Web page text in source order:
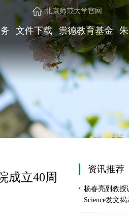
北京师范大学官网
文件下载 祟德教育基金
成立40周
资讯推荐
杨春亮副教授
Science发文